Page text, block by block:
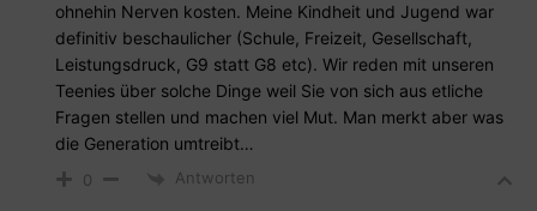
ohnehin Nerven kosten. Meine Kindheit und Jugend war
definitiv beschaulicher (Schule, Freizeit, Gesellschaft,
Leistungsdruck, G9 statt G8 etc). Wir reden mit unseren
Teenies über solche Dinge weil Sie von sich aus etliche
Fragen stellen und machen viel Mut. Man merkt aber was
die Generation umtreibt…
0 Antworten